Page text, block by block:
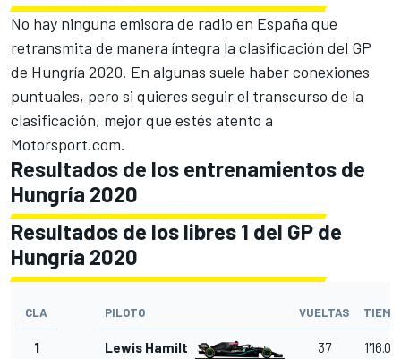
No hay ninguna emisora de radio en España que
retransmita de manera íntegra la clasificación del GP
de Hungría 2020. En algunas suele haber conexiones
puntuales, pero si quieres seguir el transcurso de la
clasificación, mejor que estés atento a
Motorsport.com.
Resultados de los entrenamientos de
Hungría 2020
Resultados de los libres 1 del GP de
Hungría 2020
CLA PILOTO VUELTAS
1 Lewis Hamilton 37